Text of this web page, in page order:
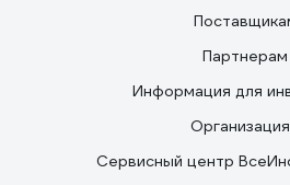
Партнерам
Информация для
Сервисный центр